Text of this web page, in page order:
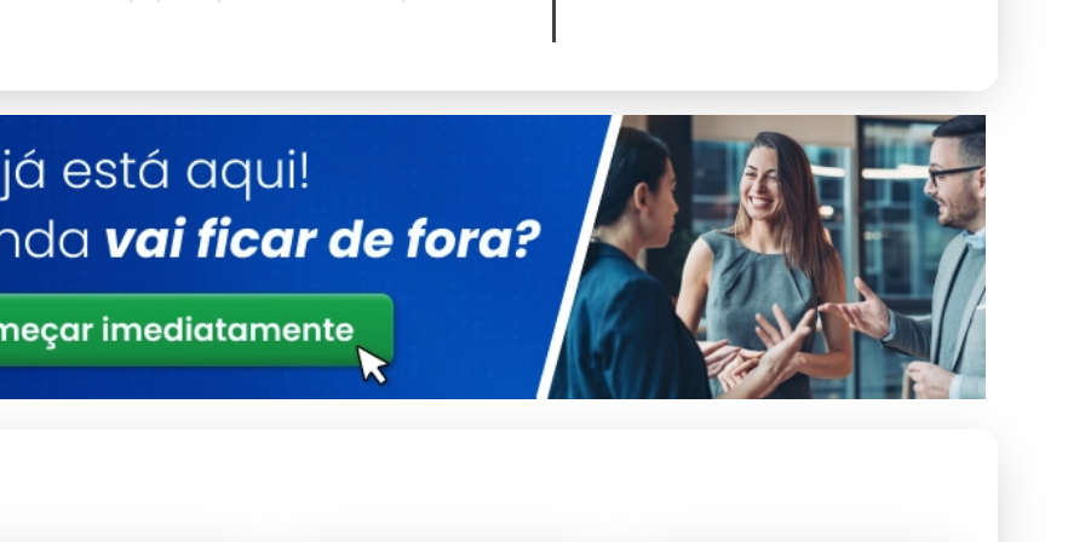
De Velocidade
com que trata o fornecimento de
criteriosamente para garantir que você tenha em
Detalhes
Ligas metálicas tratadas contra corrosão
Otimizado para baixo consumo e alto ganho